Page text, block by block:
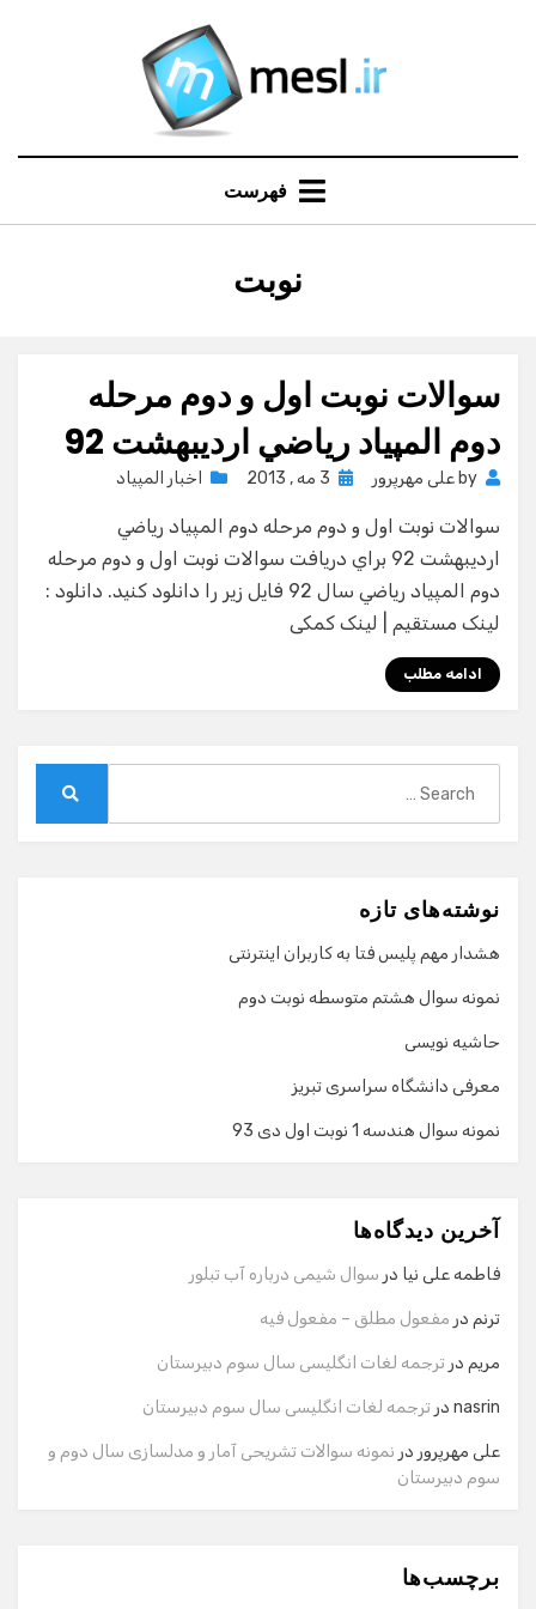
فهرست
برچسب
:
نوبت
سوالات نوبت اول و دوم مرحله
دوم المپياد رياضي ارديبهشت 92
by علی مهرپرور
Posted
3 مه , 2013 اخبار المپیاد
سوالات نوبت اول و دوم مرحله دوم المپياد رياضي
ارديبهشت 92 براي دريافت سوالات نوبت اول و دوم مرحله
دوم المپياد رياضي سال 92 فايل زير را دانلود كنيد. دانلود :
لینک مستقیم | لینک کمکی
ادامه مطلب
نوشته‌های تازه
هشدار مهم پلیس فتا به کاربران اینترنتی
نمونه سوال هشتم متوسطه نوبت دوم
حاشیه نویسی
معرفی دانشگاه سراسری تبریز
نمونه سوال هندسه 1 نوبت اول دی 93
آخرین دیدگاه‌ها
فاطمه علی نیا در سوال شیمی درباره آب تبلور
ترنم در مفعول مطلق – مفعول فیه
مریم در ترجمه لغات انگلیسی سال سوم دبیرستان
nasrin در ترجمه لغات انگلیسی سال سوم دبیرستان
علی مهرپرور در نمونه سوالات تشریحی آمار و مدلسازی سال دوم و
سوم دبیرستان
برچسب‌ها
گفت‌وگو با دستیار هوشمند
سلام! برای شروع گفت‌وگو لطفاً شماره تماس یا ایمیل خود را
وارد کنید.
ایمیل